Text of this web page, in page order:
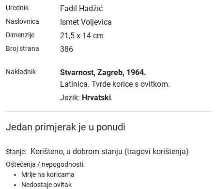
Urednik Fadil Hadžić
Naslovnica Ismet Voljevica
Dimenzije 21,5 x 14 cm
Broj strana 386
Nakladnik Stvarnost, Zagreb, 1964.
Latinica. Tvrde korice s ovitkom.
Jezik: Hrvatski.
Jedan primjerak je u ponudi
Stanje: Korišteno, u dobrom stanju (tragovi korištenja)
Oštećenja / nepogodnosti:
Mrlje na koricama
Nedostaje ovitak